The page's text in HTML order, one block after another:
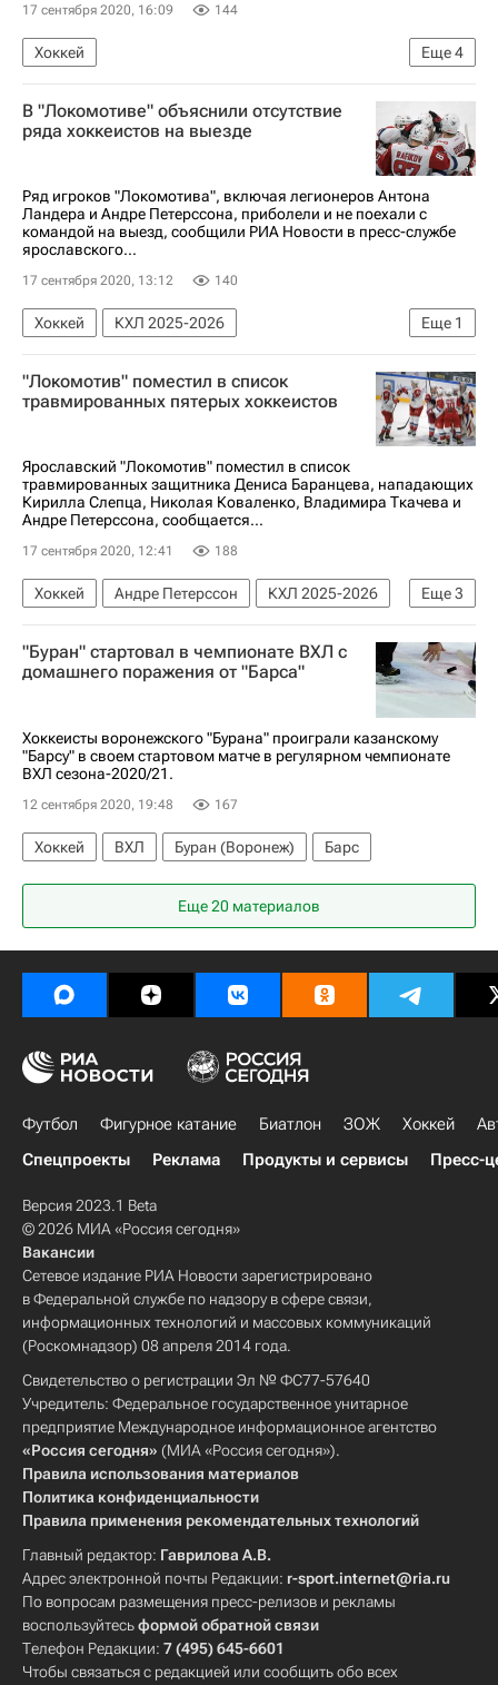
17 сентября 2020, 16:09 144
Еще4
Хоккей
Федеральная служба по надзору в сфере защиты прав потребителей и благополучия человека (Роспотребнадзор)
КХЛ 2025-2026
Локомотив (Ярославль)
В "Локомотиве" объяснили отсутствие
ряда хоккеистов на выезде
Ряд игроков "Локомотива", включая легионеров Антона
Ландера и Андре Петерссона, приболели и не поехали с
командой на выезд, сообщили РИА Новости в пресс-службе
ярославского...
17 сентября 2020, 13:12 140
Еще 1
Хоккей
КХЛ 2025-2026
Локомотив (Ярославль)
"Локомотив" поместил в список
травмированных пятерых хоккеистов
Ярославский "Локомотив" поместил в список
травмированных защитника Дениса Баранцева, нападающих
Кирилла Слепца, Николая Коваленко, Владимира Ткачева и
Андре Петерссона, сообщается...
17 сентября 2020, 12:41 188
Еще3
Хоккей Андре Петерссон
КХЛ 2025-2026
Локомотив (Ярославль)
Денис Баранцев
Владимир Ткачев (1993)
"Буран" стартовал в чемпионате ВХЛ с
домашнего поражения от "Барса"
Хоккеисты воронежского "Бурана" проиграли казанскому
"Барсу" в своем стартовом матче в регулярном чемпионате
ВХЛ сезона-2020/21.
12 сентября 2020, 19:48 167
Хоккей ВХЛ Буран (Воронеж) Барс
Еще 20 материалов
Футбол Фигурное катание Биатлон ЗОЖ Хоккей
Спецпроекты
Реклама Продукты и сервисы Пресс-
Версия 2023.1 Beta
© 2026 МИА «Россия сегодня»
Вакансии
Сетевое издание РИА Новости зарегистрировано
в Федеральной службе по надзору в сфере связи,
информационных технологий и массовых коммуникаций
(Роскомнадзор) 08 апреля 2014 года.
Свидетельство о регистрации Эл № ФС77-57640
Учредитель: Федеральное государственное унитарное
предприятие Международное информационное агентство
«Россия сегодня» (МИА «Россия сегодня»).
Правила использования материалов
Политика конфиденциальности
Правила применения рекомендательных технологий
Главный редактор: Гаврилова А.В.
Адрес электронной почты Редакции: r-sport.internet@ria.ru
По вопросам размещения пресс-релизов и рекламы
воспользуйтесьформой обратной связи
Телефон Редакции: 7 (495) 645-6601
Чтобы связаться с редакцией или сообщить обо всех